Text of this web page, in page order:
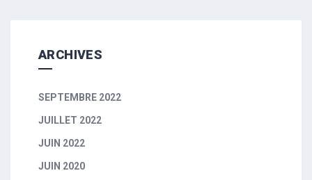
ARCHIVES
SEPTEMBRE 2022
JUILLET 2022
JUIN 2022
JUIN 2020